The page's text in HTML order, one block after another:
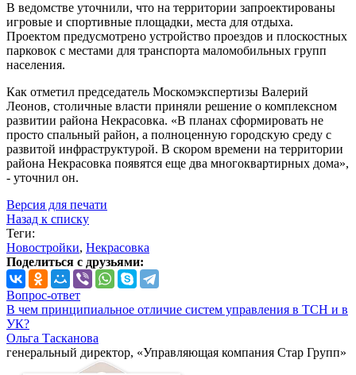
В ведомстве уточнили, что на территории запроектированы
игровые и спортивные площадки, места для отдыха.
Проектом предусмотрено устройство проездов и плоскостных
парковок с местами для транспорта маломобильных групп
населения.
Как отметил председатель Москомэкспертизы Валерий
Леонов, столичные власти приняли решение о комплексном
развитии района Некрасовка. «В планах сформировать не
просто спальный район, а полноценную городскую среду с
развитой инфраструктурой. В скором времени на территории
района Некрасовка появятся еще два многоквартирных дома»,
- уточнил он.
Версия для печати
Назад к списку
Теги:
Новостройки, Некрасовка
Поделиться с друзьями:
Вопрос-ответ
В чем принципиальное отличие систем управления в ТСН и в
УК?
Ольга Тасканова
генеральный директор, «Управляющая компания Стар Групп»